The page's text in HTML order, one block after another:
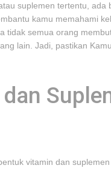
suplemen tertentu, ada
kamu memahami
tidak semua orang
lain. Jadi, pastikan
vitamin dan